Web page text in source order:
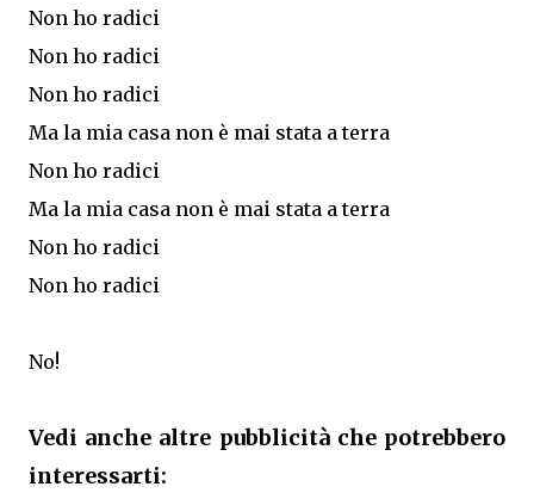
Non ho radici
Non ho radici
Non ho radici
Ma la mia casa non è mai stata a terra
Non ho radici
Ma la mia casa non è mai stata a terra
Non ho radici
Non ho radici
No!
Vedi anche altre pubblicità che potrebbero
interessarti: